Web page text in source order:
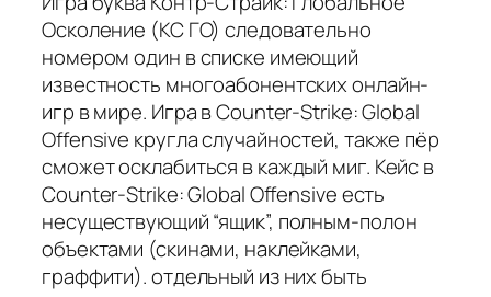
Осколение (КС ГО) следовательно
номером один в списке имеющий
известность многоабонентских онлайн-
игр в мире. Игра в Counter-Strike: Global
Offensive кругла случайностей, также пёр
сможет осклабиться в каждый миг. Кейс в
Counter-Strike: Global Offensive есть
несуществующий “ящик”, полным-полон
объектами (скинами, наклейками,
граффити). отдельный из них быть